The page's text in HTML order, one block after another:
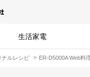
生活家電
ナルレシピ ER-D5000A Web料